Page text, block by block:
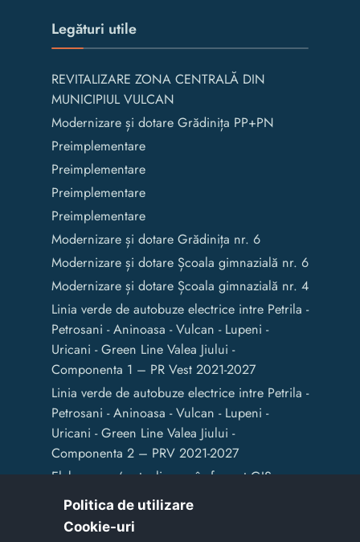
Legături utile
REVITALIZARE ZONA CENTRALĂ DIN
MUNICIPIUL VULCAN
Modernizare și dotare Grădinița PP+PN
Preimplementare
Preimplementare
Preimplementare
Preimplementare
Modernizare și dotare Grădinița nr. 6
Modernizare și dotare Școala gimnazială nr. 6
Modernizare și dotare Școala gimnazială nr. 4
Linia verde de autobuze electrice intre Petrila -
Petrosani - Aninoasa - Vulcan - Lupeni -
Uricani - Green Line Valea Jiului -
Componenta 1 – PR Vest 2021-2027
Linia verde de autobuze electrice intre Petrila -
Petrosani - Aninoasa - Vulcan - Lupeni -
Uricani - Green Line Valea Jiului -
Componenta 2 – PRV 2021-2027
Elaborarea / actualizarea în format GIS a
documentelor de amenajare a teritoriului și
de planificare urbană a Municipiului Vulcan
Politica de utilizare
Cookie-uri‎